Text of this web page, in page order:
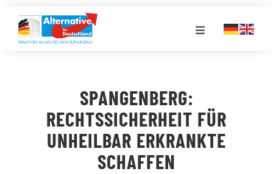
Inhalt
springen
Toggle
LANDESGRUPPEN
VERANSTALTUNGEN
SPANGENBERG:
RECHTSSICHERHEIT FÜR
UNHEILBAR ERKRANKTE
SCHAFFEN